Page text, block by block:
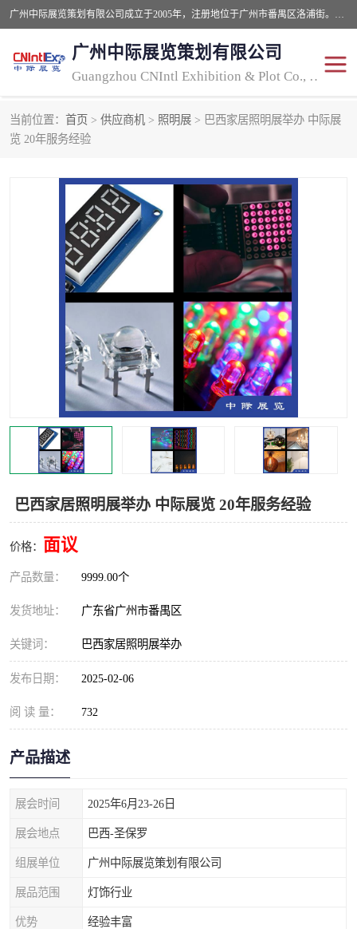
广州中际展览策划有限公司成立于2005年，注册地位于广州市番禺区洛浦街。经营范围包括会议及展览服务，大型活动组织策划服务，展台设计服务，广告业等；主要从事国外广告、标识、印花、LED、照明、光电、灯光、音响、视听、电子展览会等，展位预定-展品运输-签证-行程安排-补贴一站式服务。
广州中际展览策划有限公司
Guangzhou CNIntl Exhibition & Plot Co., Ltd.
当前位置： 首页 > 供应商机 > 照明展 > 巴西家居照明展举办 中际展
览 20年服务经验
巴西家居照明展举办 中际展览 20年服务经验
价格： 面议
产品数量： 9999.00个
发货地址： 广东省广州市番禺区
关键词： 巴西家居照明展举办
发布日期： 2025-02-06
阅 读 量： 732
产品描述
展会时间 2025年6月23-26日
展会地点 巴西-圣保罗
组展单位 广州中际展览策划有限公司
展品范围 灯饰行业
优势 经验丰富
2025年国外照明展
照明展 展品运输
视听-灯光音响展
2025年国外广告标识展 2025年国内中国香港照明
展